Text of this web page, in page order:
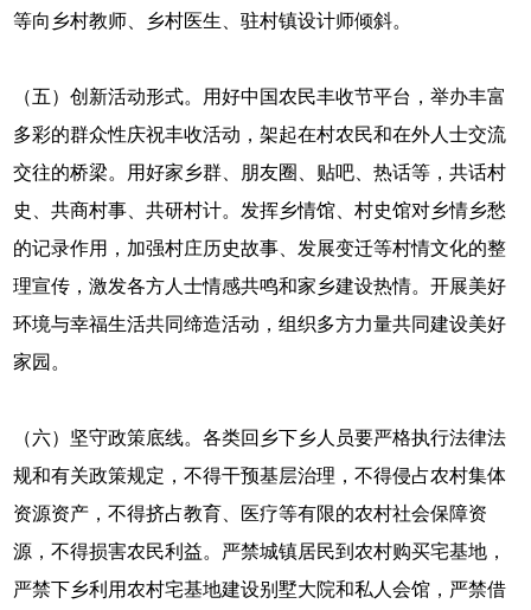
等向乡村教师、乡村医生、驻村镇设计师倾斜。
（五）创新活动形式。用好中国农民丰收节平台，举办丰富
多彩的群众性庆祝丰收活动，架起在村农民和在外人士交流
交往的桥梁。用好家乡群、朋友圈、贴吧、热话等，共话村
史、共商村事、共研村计。发挥乡情馆、村史馆对乡情乡愁
的记录作用，加强村庄历史故事、发展变迁等村情文化的整
理宣传，激发各方人士情感共鸣和家乡建设热情。开展美好
环境与幸福生活共同缔造活动，组织多方力量共同建设美好
家园。
（六）坚守政策底线。各类回乡下乡人员要严格执行法律法
规和有关政策规定，不得干预基层治理，不得侵占农村集体
资源资产，不得挤占教育、医疗等有限的农村社会保障资
源，不得损害农民利益。严禁城镇居民到农村购买宅基地，
严禁下乡利用农村宅基地建设别墅大院和私人会馆，严禁借